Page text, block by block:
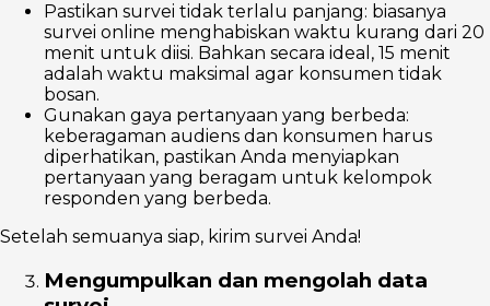
Pastikan survei tidak terlalu panjang: biasanya
survei online menghabiskan waktu kurang dari 20
menit untuk diisi. Bahkan secara ideal, 15 menit
adalah waktu maksimal agar konsumen tidak
bosan.
Gunakan gaya pertanyaan yang berbeda:
keberagaman audiens dan konsumen harus
diperhatikan, pastikan Anda menyiapkan
pertanyaan yang beragam untuk kelompok
responden yang berbeda.
Setelah semuanya siap, kirim survei Anda!
Mengumpulkan dan mengolah data